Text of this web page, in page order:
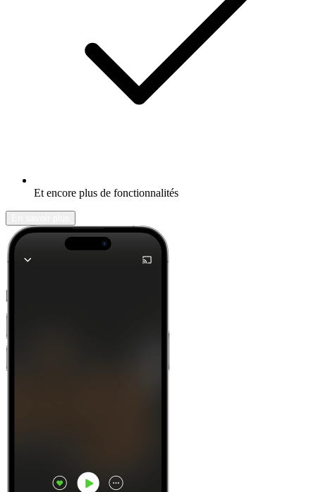
Et encore plus de fonctionnalités